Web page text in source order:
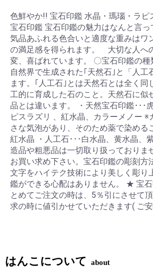
色鮮やか!! 宝石印鑑 水晶・瑪瑙・ラピ
宝石印鑑 宝石印鑑の魅力はなんと言っ
気品あふれる色合いと適度な重みはワ
の満足感を得られます。 大切な人へ
変、喜ばれています。 〇宝石印鑑の
自然界で生成された｢天然石｣と「人工
ます。｢人工石｣とは天然石とは全く同
工的に育成した石のこと。天然石に似
品とは違います。 ・天然宝石印鑑･･･
ピスラズリ 、紅水晶、カラーメノー ※
さな気泡があり、そのため薬で染める
紅水晶 ・人工石･･･白水晶、黄水晶、
造品や粗悪品は一切取り扱っておりま
お買い求め下さい。宝石印鑑の彫刻方
文字をハイテク技術により美しく彫り
鑑ができる心配はありません。 ★ 宝
とめてご注文の時は、5％引にさせて
求の時に値引かせていただきます( ご安
はんこについて about